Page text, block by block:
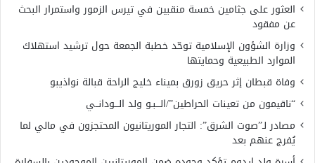
العثور على جثامين خمسة منقبين في تيرس الزمور واستمرار البحث
عن مفقود
وزارة الشؤون الإسلامية توحّد خطبة الجمعة حول ترشيد استهلاك
الموارد الطبيعية وحمايتها
وفاة قبطان إثر حريق زورق بميناء خليج الراحة قبالة نواذيبو
“ناقيمون من تعينات الحراطين”/الـــبـو ولد الـــودانــي
مصادر لـ”صوت الشرق”: التجار الموريتانيون المحتجزون في مالي لما
يُفرج عنهم بعد